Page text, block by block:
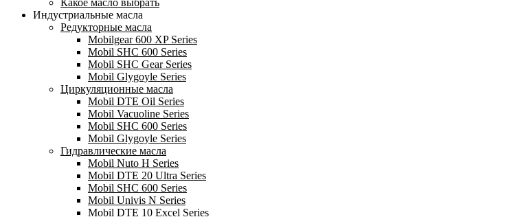
Индустриальные масла
Редукторные масла
Mobilgear 600 XP Series
Mobil SHC 600 Series
Mobil SHC Gear Series
Mobil Glygoyle Series
Циркуляционные масла
Mobil DTE Oil Series
Mobil Vacuoline Series
Mobil SHC 600 Series
Mobil Glygoyle Series
Гидравлические масла
Mobil Nuto H Series
Mobil DTE 20 Ultra Series
Mobil SHC 600 Series
Mobil Univis N Series
Mobil DTE 10 Excel Series